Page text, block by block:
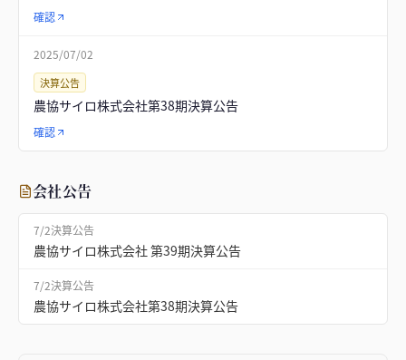
確認
2025/07/02
決算公告
農協サイロ株式会社第38期決算公告
確認
会社公告
7/2決算公告
農協サイロ株式会社 第39期決算公告
7/2決算公告
農協サイロ株式会社第38期決算公告